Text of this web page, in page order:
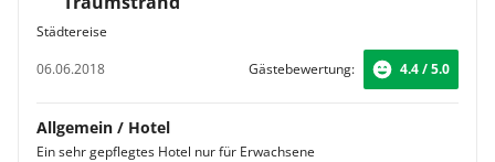
Städtereise
06.06.2018
Gästebewertung: 4.4 / 5.0
Allgemein / Hotel
Ein sehr gepflegtes Hotel nur für Erwachsene